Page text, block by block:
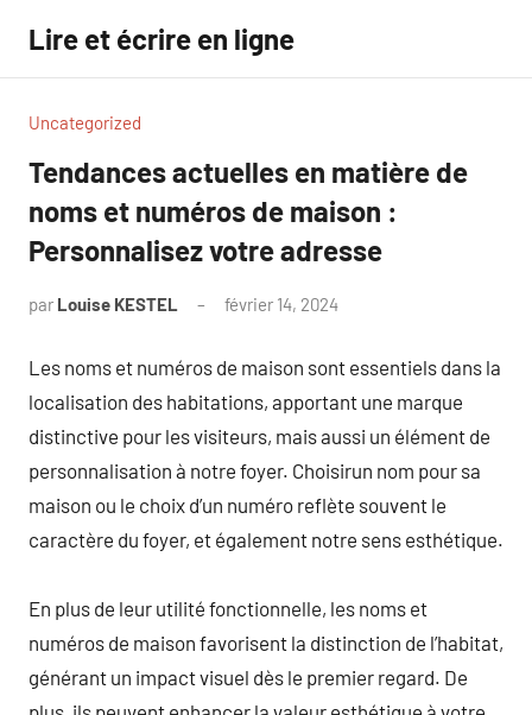
contenu
Lire et écrire en ligne
Uncategorized
Tendances actuelles en matière de
noms et numéros de maison :
Personnalisez votre adresse
par Louise KESTEL février 14, 2024
Les noms et numéros de maison sont essentiels dans la
localisation des habitations, apportant une marque
distinctive pour les visiteurs, mais aussi un élément de
personnalisation à notre foyer. Choisirun nom pour sa
maison ou le choix d’un numéro reflète souvent le
caractère du foyer, et également notre sens esthétique.
En plus de leur utilité fonctionnelle, les noms et
numéros de maison favorisent la distinction de l’habitat,
générant un impact visuel dès le premier regard. De